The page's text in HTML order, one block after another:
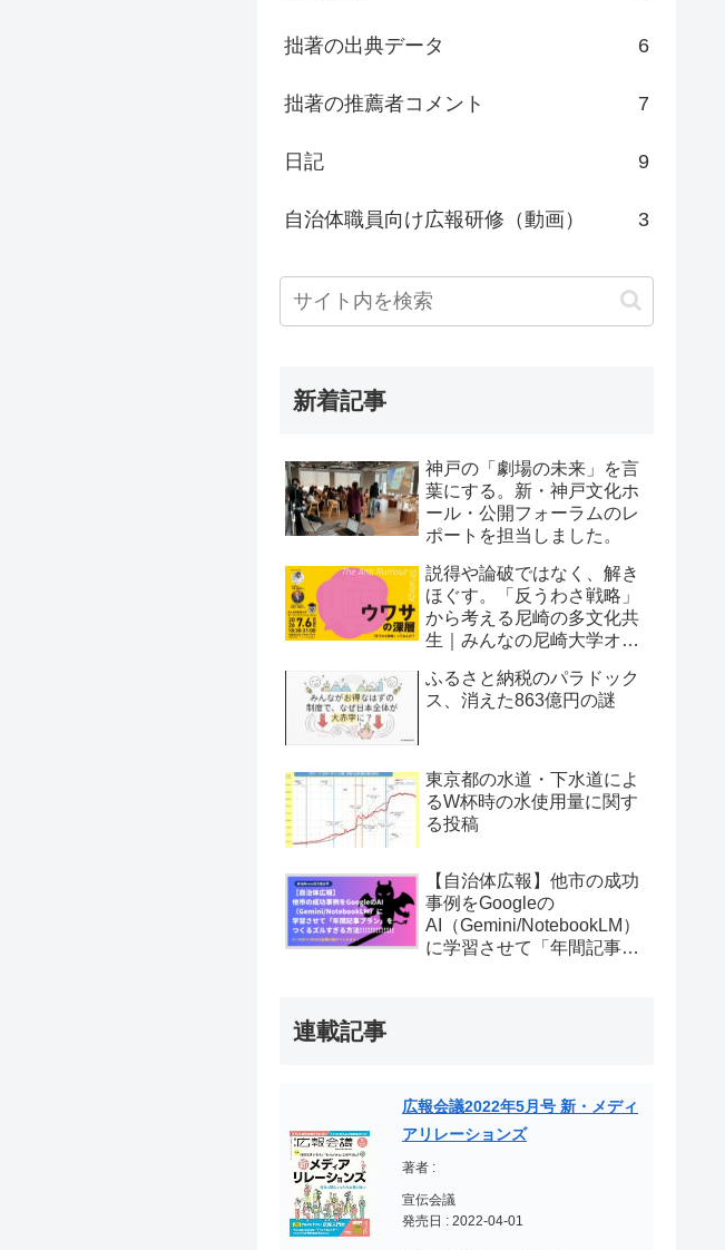
拙著の出典データ 6
拙著の推薦者コメント 7
日記 9
自治体職員向け広報研修（動画） 3
新着記事
神戸の「劇場の未来」を言
葉にする。新・神戸文化ホ
ール・公開フォーラムのレ
ポートを担当しました。
説得や論破ではなく、解き
ほぐす。「反うわさ戦略」
から考える尼崎の多文化共
生｜みんなの尼崎大学オー
ふるさと納税のパラドック
ス、消えた863億円の謎
東京都の水道・下水道によ
るW杯時の水使用量に関す
る投稿
【自治体広報】他市の成功
事例をGoogleの
AI（Gemini/NotebookLM）
に学習させて「年間記事プ
連載記事
広報会議2022年5月号 新・メディ
アリレーションズ
著者 :
宣伝会議
発売日 : 2022-04-01